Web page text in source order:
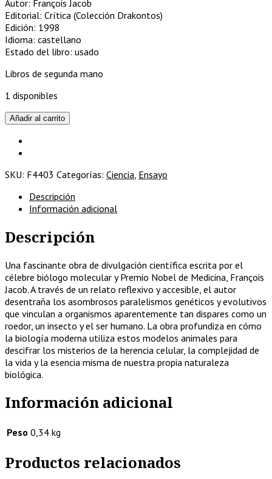
Autor: François Jacob
Editorial: Crítica (Colección Drakontos)
Edición: 1998
Idioma: castellano
Estado del libro: usado
Libros de segunda mano
1 disponibles
El
ratón,
mosca
el
cantidad
Añadir al carrito
SKU: F4403 Categorías: Ciencia Ensayo
Descripción
Información adicional
Descripción
Una fascinante obra de divulgación científica escrita por el
célebre biólogo molecular y Premio Nobel de Medicina, François
Jacob. A través de un relato reflexivo y accesible, el autor
desentraña los asombrosos paralelismos genéticos y evolutivos
que vinculan a organismos aparentemente tan dispares como un
roedor, un insecto y el ser humano. La obra profundiza en cómo
la biología moderna utiliza estos modelos animales para
descifrar los misterios de la herencia celular, la complejidad de
la vida y la esencia misma de nuestra propia naturaleza
biológica.
Información adicional
Peso 0,34 kg
Productos relacionados